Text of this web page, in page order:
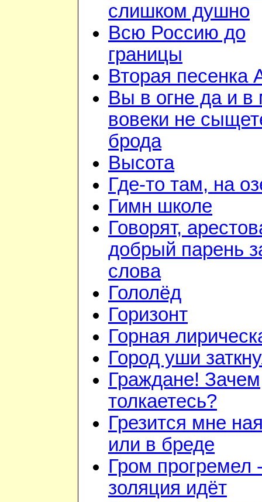
слишком душно
Всю Россию до
границы
Вторая песенка
Вы в огне да и в
вовеки не
брода
Высота
Где-то там, на
Гимн школе
Говорят,
добрый парень
слова
Гололёд
Горизонт
Горная
Город уши
Граждане! Зачем
толкаетесь?
Грезится мне
или в бреде
Гром прогремел
золяция идёт